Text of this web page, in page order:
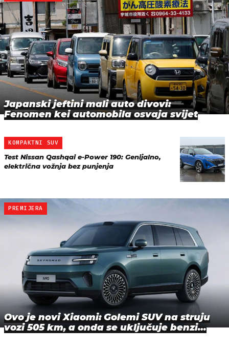
Japanski jeftini mali auto divovi:
Fenomen kei automobila osvaja svijet
KOMPAKTNI SUV
Test Nissan Qashqai e-Power 190: Genijalno,
električna vožnja bez punjenja
PREMIJERA
Ovo je novi Xiaomi: Golemi SUV na struju
vozi 505 km, a onda se uključuje benzi…